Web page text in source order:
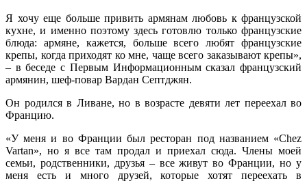
Я хочу еще больше привить армянам любовь к французской
кухне, и именно поэтому здесь готовлю только французские
блюда: армяне, кажется, больше всего любят французские
крепы, когда приходят ко мне, чаще всего заказывают крепы»,
– в беседе с Первым Информационным сказал французский
армянин, шеф-повар Вардан Септджян.
Он родился в Ливане, но в возрасте девяти лет переехал во
Францию.
«У меня и во Франции был ресторан под названием «Chez
Vartan», но я все там продал и приехал сюда. Члены моей
семьи, родственники, друзья – все живут во Франции, но у
меня есть и много друзей, которые хотят переехать в